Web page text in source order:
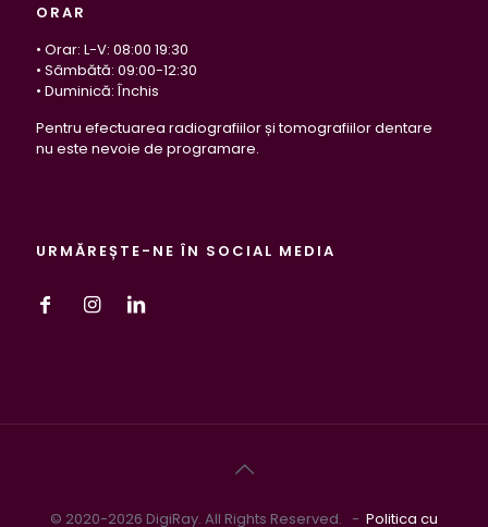
ORAR
• Orar: L-V: 08:00 19:30
• Sâmbătă: 09:00-12:30
• Duminică: Închis
Pentru efectuarea radiografiilor și tomografiilor dentare
nu este nevoie de programare.
URMĂREȘTE-NE ÎN SOCIAL MEDIA
© 2020-2026 DigiRay. All Rights Reserved. - Politica cu